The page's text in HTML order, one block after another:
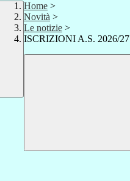
Home >
Novità >
Le notizie >
ISCRIZIONI A.S. 2026/27